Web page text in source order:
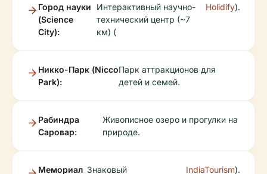
Город науки
(Science
City):
Интерактивный научно-
технический центр (~7
км) (
Holidify).
Никко-Парк (Nicco
Park):
Парк аттракционов для
детей и семей.
Рабиндра
Саровар:
Живописное озеро и прогулки на
природе.
Мемориал Знаковый
IndiaTourism).